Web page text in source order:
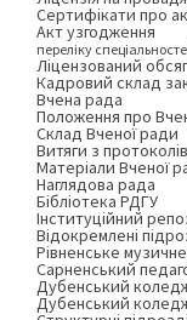
Сертифікати про
Акт узгодження
переліку
Ліцензований
Кадровий склад
Вчена рада
Положення про
Склад Вченої ради
Витяги з
Матеріали Вченої
Наглядова рада
Бібліотека РДГУ
Інституційний
Відокремлені
Рівненське
Сарненський
Дубенський
Дубенський